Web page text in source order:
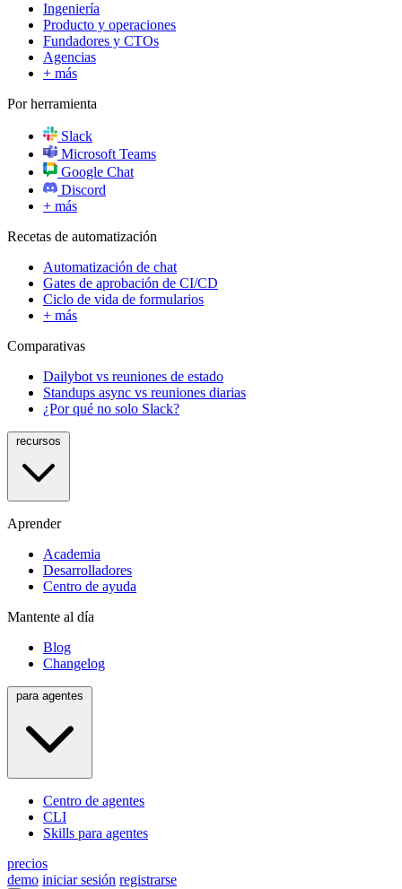
Ingeniería
Producto y operaciones
Fundadores y CTOs
Agencias
+ más
Por herramienta
Slack
Microsoft Teams
Google Chat
Discord
+ más
Recetas de automatización
Automatización de chat
Gates de aprobación de CI/CD
Ciclo de vida de formularios
+ más
Comparativas
Dailybot vs reuniones de estado
Standups async vs reuniones diarias
¿Por qué no solo Slack?
Aprender
Academia
Desarrolladores
Centro de ayuda
Mantente al día
Blog
Changelog
Centro de agentes
CLI
Skills para agentes
precios
demo iniciar sesión registrarse